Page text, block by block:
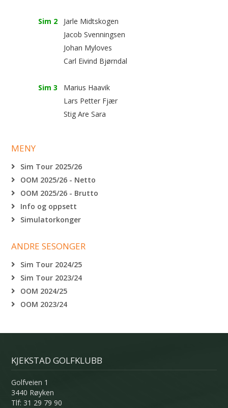
Sim 2
Jarle Midtskogen
Jacob Svenningsen
Johan Myloves
Carl Eivind Bjørndal
Sim 3
Marius Haavik
Lars Petter Fjær
Stig Are Sara
MENY
Sim Tour 2025/26
OOM 2025/26 - Netto
OOM 2025/26 - Brutto
Info og oppsett
Simulatorkonger
ANDRE SESONGER
Sim Tour 2024/25
Sim Tour 2023/24
OOM 2024/25
OOM 2023/24
KJEKSTAD GOLFKLUBB
Golfveien 1
3440 Røyken
Tlf: 31 29 79 90